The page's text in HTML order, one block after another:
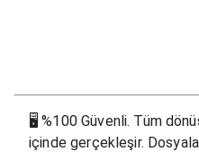
🖥%100 Güvenli. Tüm
içinde gerçekleşir.